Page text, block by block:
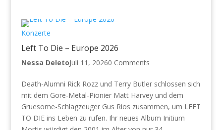
Konzerte
Left To Die – Europe 2026
Nessa DeletoJuli 11, 20260 Comments
Death-Alumni Rick Rozz und Terry Butler schlossen sich
mit dem Gore-Metal-Pionier Matt Harvey und dem
Gruesome-Schlagzeuger Gus Rios zusammen, um LEFT
TO DIE ins Leben zu rufen. Ihr neues Album Initium